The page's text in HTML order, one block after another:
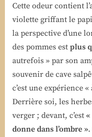
Cette odeur contient
violette griffant le
la perspective d’une
des pommes est plus
autrefois » par son
souvenir de cave
c’est une expérience
Derrière soi, les
verger ; devant, c’est
donne dans l’ombre »